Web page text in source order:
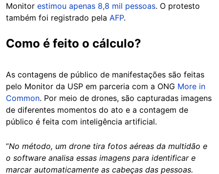
Monitor estimou apenas 8,8 mil pessoas. O protesto
também foi registrado pela AFP.
Como é feito o cálculo?
As contagens de público de manifestações são feitas
pelo Monitor da USP em parceria com a ONG More in
Common. Por meio de drones, são capturadas imagens
de diferentes momentos do ato e a contagem de
público é feita com inteligência artificial.
“No método, um drone tira fotos aéreas da multidão e
o software analisa essas imagens para identificar e
marcar automaticamente as cabeças das pessoas.